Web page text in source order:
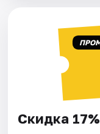
Скидка